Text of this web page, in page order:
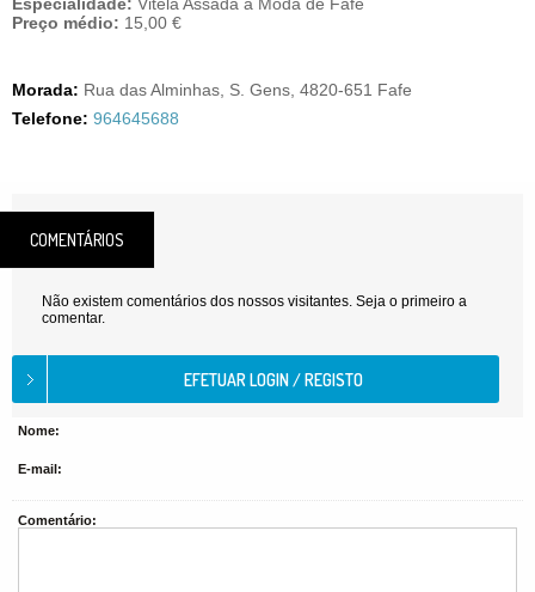
Preço médio: 15,00 €
Morada: Rua das Alminhas, S. Gens, 4820-651 Fafe
Telefone: 964645688
COMENTÁRIOS
Não existem comentários dos nossos visitantes. Seja o primeiro a
comentar.
Nome:
E-mail:
Comentário: